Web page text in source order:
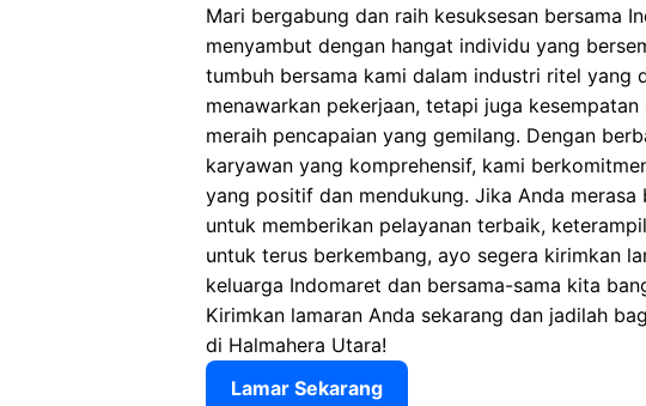
Mari bergabung dan raih kesuksesan bersama
menyambut dengan hangat individu yang
tumbuh bersama kami dalam industri ritel yang
menawarkan pekerjaan, tetapi juga
meraih pencapaian yang gemilang. Dengan
karyawan yang komprehensif, kami
yang positif dan mendukung. Jika Anda merasa
untuk memberikan pelayanan terbaik,
untuk terus berkembang, ayo segera kirimkan
keluarga Indomaret dan bersama-sama kita
Kirimkan lamaran Anda sekarang dan jadilah
di Halmahera Utara!
Lamar Sekarang